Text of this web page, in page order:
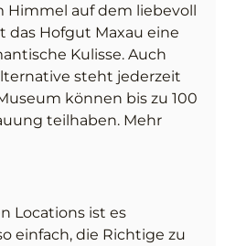
Himmel auf dem liebevoll
das Hofgut Maxau eine
Kulisse. Auch
steht jederzeit
können bis zu 100
teilhaben. Mehr
Locations ist es
einfach, die Richtige zu